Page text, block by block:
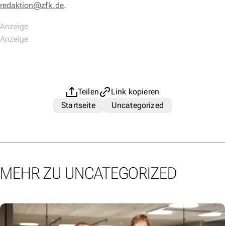
redaktion@zfk.de.
Teilen
Link kopieren
Startseite
Uncategorized
MEHR ZU UNCATEGORIZED